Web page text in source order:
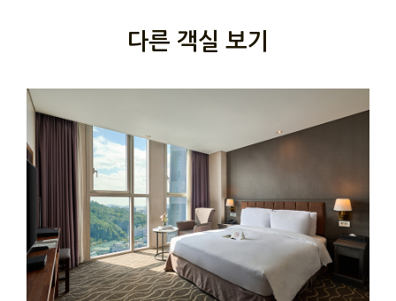
다른 객실 보기